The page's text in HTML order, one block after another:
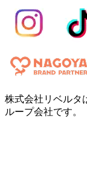
株式会社リベルタ
ループ会社です。